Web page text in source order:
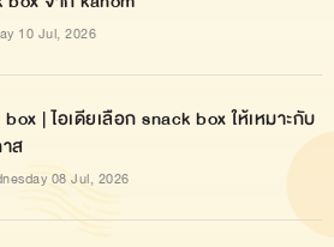
10 Jul, 2026
| ไอเดียเลือก snack box ให้เหมาะกับ
ส
08 Jul, 2026